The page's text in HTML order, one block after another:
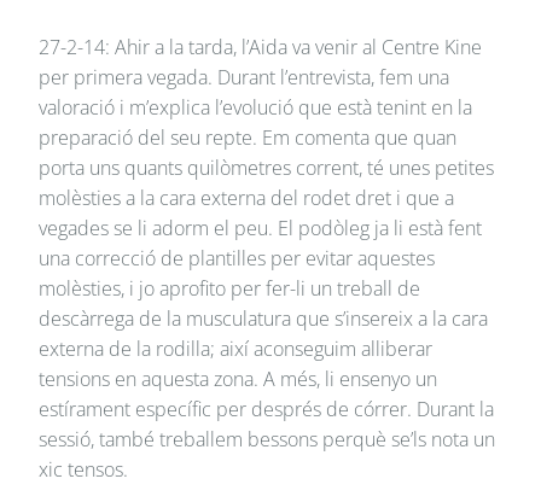
27-2-14: Ahir a la tarda, l’Aida va venir al Centre Kine
per primera vegada. Durant l’entrevista, fem una
valoració i m’explica l’evolució que està tenint en la
preparació del seu repte. Em comenta que quan
porta uns quants quilòmetres corrent, té unes petites
molèsties a la cara externa del rodet dret i que a
vegades se li adorm el peu. El podòleg ja li està fent
una correcció de plantilles per evitar aquestes
molèsties, i jo aprofito per fer-li un treball de
descàrrega de la musculatura que s’insereix a la cara
externa de la rodilla; així aconseguim alliberar
tensions en aquesta zona. A més, li ensenyo un
estírament específic per després de córrer. Durant la
sessió, també treballem bessons perquè se’ls nota un
xic tensos.